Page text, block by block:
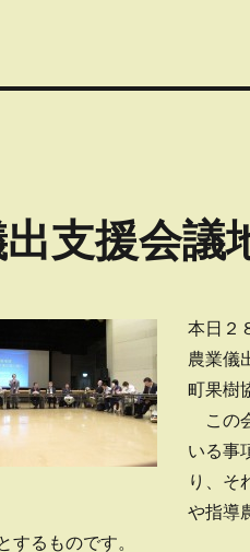
支援会議
本日２
農業儀
町果樹
この
いる事
り、そ
や指導
するものです。